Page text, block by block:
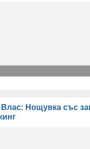
Нощувка със